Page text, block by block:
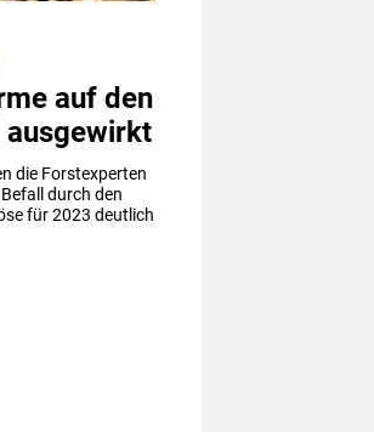
auf den
ausgewirkt
die Forstexperten
durch den
für 2023 deutlich